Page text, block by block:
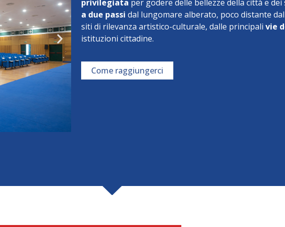
privilegiata per godere delle bellezze della città e
a due passi dal lungomare alberato, poco distante dal
siti di rilevanza artistico-culturale, dalle principali vie
istituzioni cittadine.
Come raggiungerci